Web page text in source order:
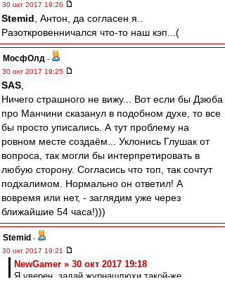
30 окт 2017 19:26
Stemid , Антон, да согласен я..
Разоткровенничался что-то наш кэп...(
МосфОлд -
30 окт 2017 19:25
SAS
Ничего страшного не вижу... Вот если бы Дзюба
про Манчини сказанул в подобном духе, то все
бы просто уписались. А тут проблему на
ровном месте создаём... Уклонись Глушак от
вопроса, так могли бы интерпретировать в
любую сторону. Согласись что топ, так сочтут
подхалимом. Нормально он ответил! А
вовремя или нет, - заглядим уже через
ближайшие 54 часа!)))
Stemid -
30 окт 2017 19:21
NewGamer » 30 окт 2017 19:18
Я уверен, задай журнашлюхи такой-же